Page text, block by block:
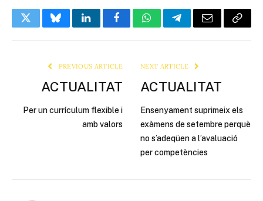
TwitterBlueskyLinkedInFacebookWhatsAppTelegramEmail Copy
PREVIOUS ARTICLE
ACTUALITAT
Per un currículum flexible i
amb valors
NEXT ARTICLE
ACTUALITAT
Ensenyament suprimeix els
exàmens de setembre perquè
no s’adeqüen a l’avaluació
per competències